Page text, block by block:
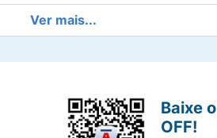
Enxágue. Repita a
Ver mais...
Baixe
OFF!